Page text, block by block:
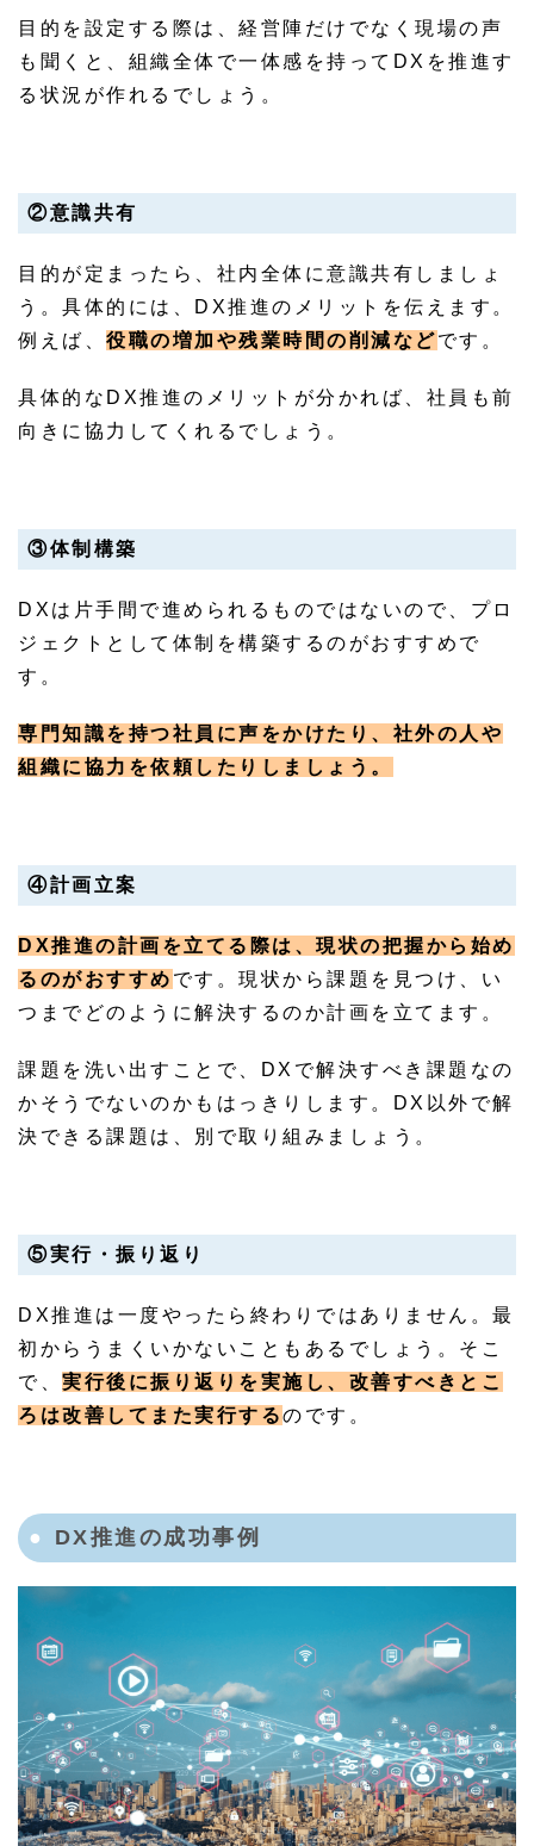
目的を設定する際は、経営陣だけでなく現場の声
も聞くと、組織全体で一体感を持ってDXを推進す
る状況が作れるでしょう。
②意識共有
目的が定まったら、社内全体に意識共有しましょ
う。具体的には、DX推進のメリットを伝えます。
例えば、 役職の増加や残業時間の削減などです。
具体的なDX推進のメリットが分かれば、社員も前
向きに協力してくれるでしょう。
③体制構築
DXは片手間で進められるものではないので、プロ
ジェクトとして体制を構築するのがおすすめで
す。
専門知識を持つ社員に声をかけたり、社外の人や
組織に協力を依頼したりしましょう。
④計画立案
DX推進の計画を立てる際は、現状の把握から始め
るのがおすすめ です。現状から課題を見つけ、い
つまでどのように解決するのか計画を立てます。
課題を洗い出すことで、DXで解決すべき課題なの
かそうでないのかもはっきりします。DX以外で解
決できる課題は、別で取り組みましょう。
⑤実行・振り返り
DX推進は一度やったら終わりではありません。最
初からうまくいかないこともあるでしょう。そこ
で、 実行後に振り返りを実施し、改善すべきとこ
ろは改善してまた実行するのです。
DX推進の成功事例